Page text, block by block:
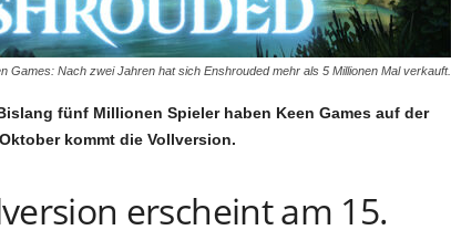
Games: Nach zwei Jahren hat sich Enshrouded mehr als 5 Millionen Mal verkauft.
fünf Millionen Spieler haben Keen Games auf der
kommt die Vollversion.
erscheint am 15.